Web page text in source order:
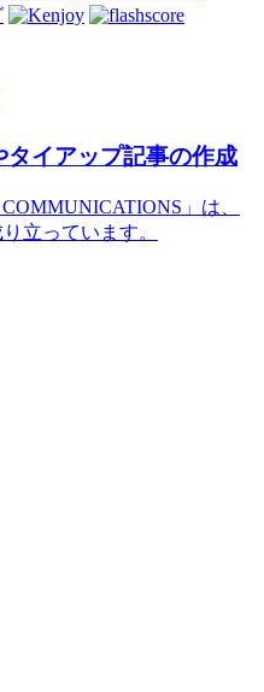
イアップ記事の作成
」は、
立っています。